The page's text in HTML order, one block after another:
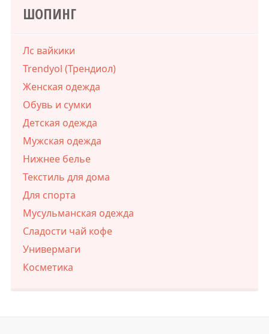
ШОПИНГ
Лс вайкики
Trendyol (Трендиол)
Женская одежда
Обувь и сумки
Детская одежда
Мужская одежда
Нижнее белье
Текстиль для дома
Для спорта
Мусульманская одежда
Сладости чай кофе
Универмаги
Косметика